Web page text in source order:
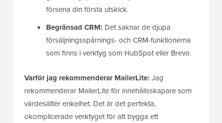
försena din första utskick.
Begränsad CRM: Det saknar de djupa
försäljningsspårnings- och CRM-funktionerna
som finns i verktyg som HubSpot eller Brevo.
Varför jag rekommenderar MailerLite: Jag
rekommenderar MailerLite för innehållsskapare som
värdesätter enkelhet. Det är det perfekta,
okomplicerade verktyget för att bygga ett